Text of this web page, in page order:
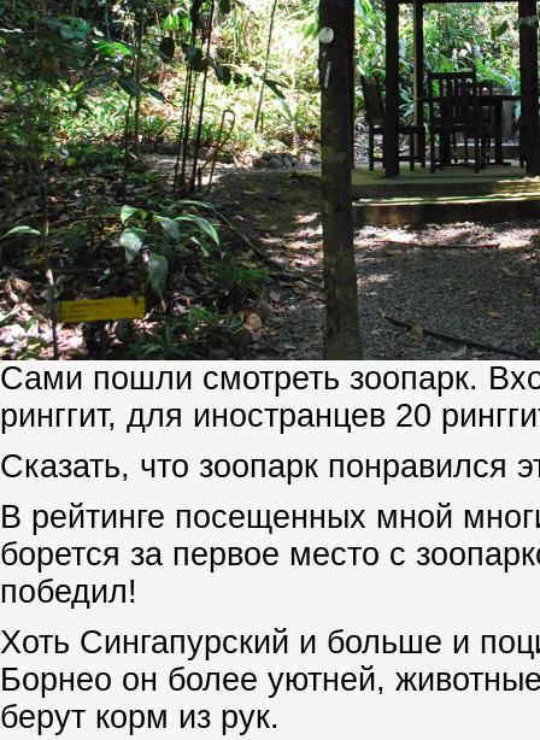
Сами пошли смотреть зоопарк.
ринггит, для иностранцев 20
Сказать, что зоопарк понравился
В рейтинге посещенных мной
борется за первое место с
победил!
Хоть Сингапурский и больше и
Борнео он более уютней,
берут корм из рук.